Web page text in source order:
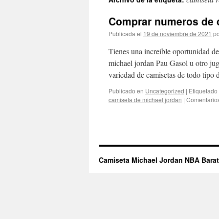
contenido
Comprar numeros
Publicada el 19 de noviembre de 2021
Tienes una increíble oportunidad
michael jordan Pau Gasol u otro
variedad de camisetas de todo
Publicado en Uncategorized | Etiquetado
camiseta de michael jordan |
Camiseta Michael Jordan NBA